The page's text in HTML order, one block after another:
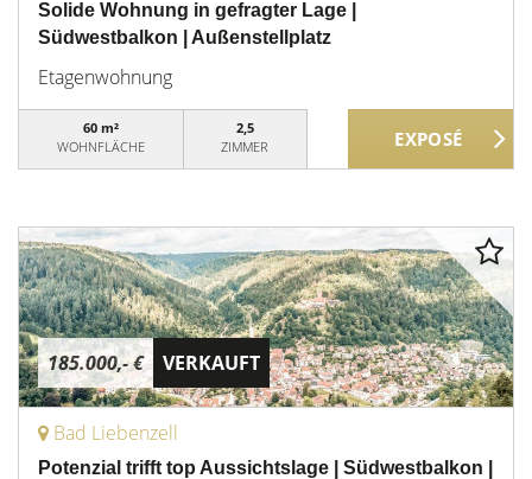
Solide Wohnung in gefragter Lage |
Südwestbalkon | Außenstellplatz
Etagenwohnung
60 m²
WOHNFLÄCHE
2,5
ZIMMER
185.000,- € VERKAUFT
Bad Liebenzell
Potenzial trifft top Aussichtslage | Südwestbalkon |